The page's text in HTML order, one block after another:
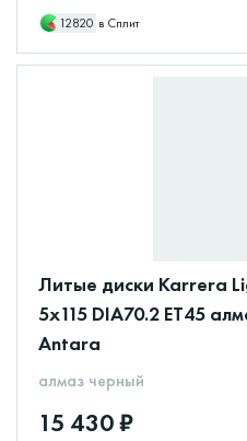
12820 в Сплит
Литые диски Karrera
5x115 DIA70.2 ET45
Antara
алмаз черный
15 430 ₽